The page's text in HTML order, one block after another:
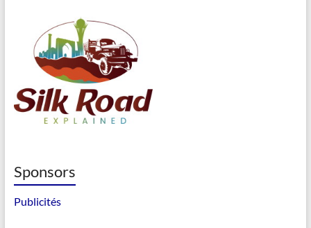
Sponsors
Publicités